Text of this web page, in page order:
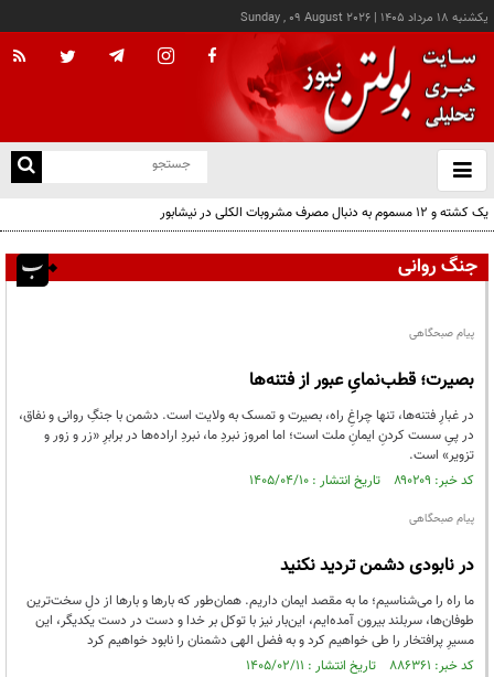
يکشنبه ۱۸ مرداد ۱۴۰۵ |
Sunday , 09 August 2026
باز
و
یک کشته و ۱۲ مسموم به دنبال مصرف مشروبات الکلی در نیشابور
جنگ روانی
پیام صبحگاهی
بصیرت؛ قطب‌نمایِ عبور از فتنه‌ها
در غبارِ فتنه‌ها، تنها چراغِ راه، بصیرت و تمسک به ولایت است. دشمن با جنگِ روانی و نفاق،
در پیِ سست کردنِ ایمانِ ملت است؛ اما امروز نبردِ ما، نبردِ اراده‌ها در برابرِ «زر و زور و
تزویر» است.
کد خبر: ۸۹۰۲۰۹ تاریخ انتشار : ۱۴۰۵/۰۴/۱۰
پیام صبحگاهی
در نابودی دشمن تردید نکنید
ما راه را می‌شناسیم؛ ما به مقصد ایمان داریم. همان‌طور که بارها و بارها از دلِ سخت‌ترین
طوفان‌ها، سربلند بیرون آمده‌ایم، این‌بار نیز با توکل بر خدا و دست در دست یکدیگر، این
مسیرِ پرافتخار را طی خواهیم کرد و به فضل الهی دشمنان را نابود خواهیم کرد
کد خبر: ۸۸۶۳۶۱ تاریخ انتشار : ۱۴۰۵/۰۲/۱۱